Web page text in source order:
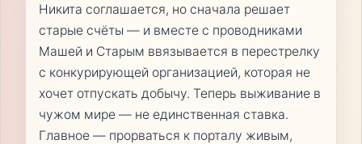
Никита соглашается, но сначала решает
старые счёты — и вместе с проводниками
Машей и Старым ввязывается в перестрелку
с конкурирующей организацией, которая не
хочет отпускать добычу. Теперь выживание в
чужом мире — не единственная ставка.
Главное — прорваться к порталу живым,